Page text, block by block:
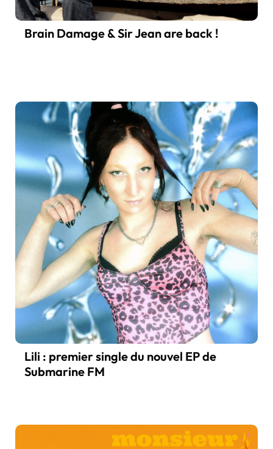
Brain Damage & Sir Jean are back !
Lili : premier single du nouvel EP de
Submarine FM